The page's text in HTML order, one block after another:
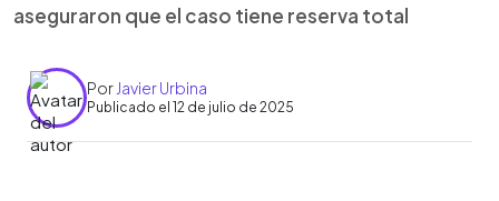
aseguraron que el caso tiene reserva total
Por Javier Urbina
Publicado el 12 de julio de 2025